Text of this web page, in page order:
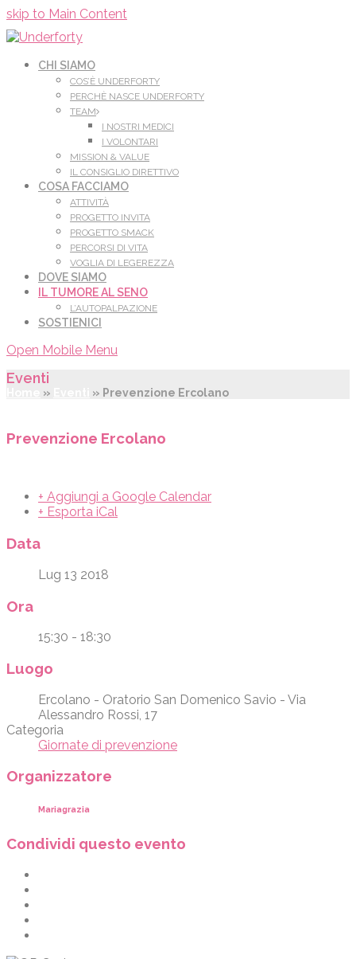
skip to Main Content
CHI SIAMO
COS’È UNDERFORTY
PERCHÈ NASCE UNDERFORTY
TEAM
I NOSTRI MEDICI
I VOLONTARI
MISSION & VALUE
IL CONSIGLIO DIRETTIVO
COSA FACCIAMO
ATTIVITÀ
PROGETTO INVITA
PROGETTO SMACK
PERCORSI DI VITA
VOGLIA DI LEGEREZZA
DOVE SIAMO
IL TUMORE AL SENO
L’AUTOPALPAZIONE
SOSTIENICI
Open Mobile Menu
Eventi
» » Prevenzione Ercolano
Prevenzione Ercolano
+ Aggiungi a Google Calendar
+ Esporta iCal
Data
Lug 13 2018
Ora
15:30 - 18:30
Luogo
Ercolano - Oratorio San Domenico Savio - Via
Alessandro Rossi, 17
Categoria
Giornate di prevenzione
Organizzatore
Mariagrazia
Condividi questo evento